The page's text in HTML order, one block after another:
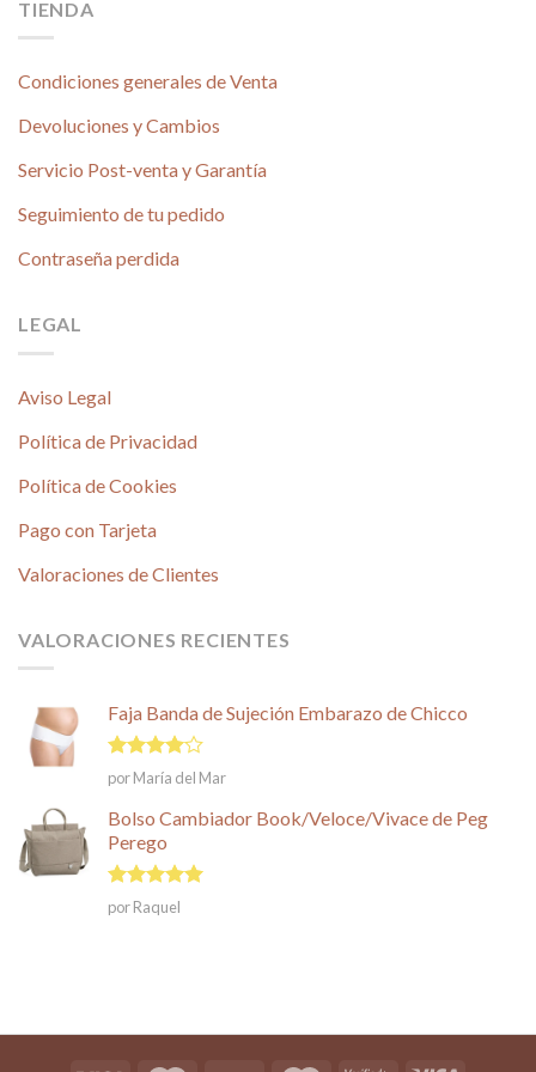
TIENDA
Condiciones generales de Venta
Devoluciones y Cambios
Servicio Post-venta y Garantía
Seguimiento de tu pedido
Contraseña perdida
LEGAL
Aviso Legal
Política de Privacidad
Política de Cookies
Pago con Tarjeta
Valoraciones de Clientes
VALORACIONES RECIENTES
Faja Banda de Sujeción Embarazo de Chicco
Valorado
en
5
por María del Mar
Bolso Cambiador Book/Veloce/Vivace de Peg
Perego
Valorado en
5
de 5
por Raquel